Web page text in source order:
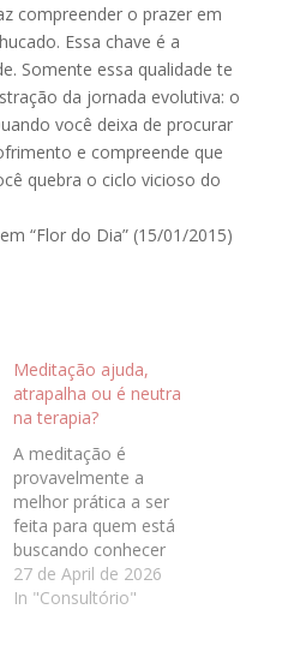
compreender o prazer em
Essa chave é a
Somente essa qualidade te
da jornada evolutiva: o
você deixa de procurar
e compreende que
quebra o ciclo vicioso do
“Flor do Dia” (15/01/2015)
Meditação ajuda,
atrapalha ou é neutra
na terapia?
A meditação é
provavelmente a
melhor prática a ser
feita para quem está
buscando conhecer
mais de si mesmo e
da vida. E como isso
27 de April de 2026
In "Consultório"